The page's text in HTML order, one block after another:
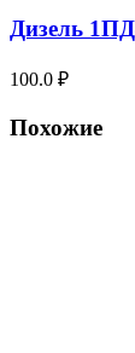
Дизель
100.0 ₽
Похожие